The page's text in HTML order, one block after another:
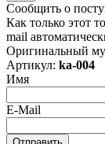
Сообщить о
Как только этот
mail
Оригинальный
Артикул: ka-004
Имя
E-Mail